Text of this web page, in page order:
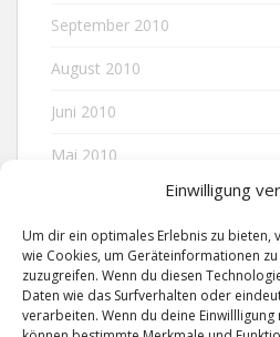
Einwilligung
Um dir ein optimales Erlebnis zu bieten,
wie Cookies, um Geräteinformationen
zuzugreifen. Wenn du diesen
Daten wie das Surfverhalten oder
verarbeiten. Wenn du deine
September 2010
August 2010
Juni 2010
Mai 2010
META